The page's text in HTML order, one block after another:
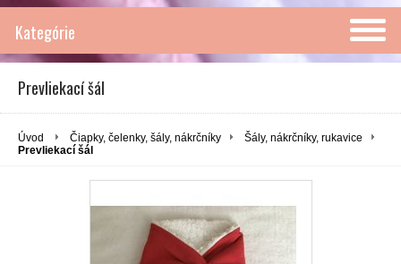
Kategórie
Prevliekací šál
Úvod Čiapky, čelenky, šály, nákrčníky
Šály, nákrčníky, rukavice
Prevliekací šál